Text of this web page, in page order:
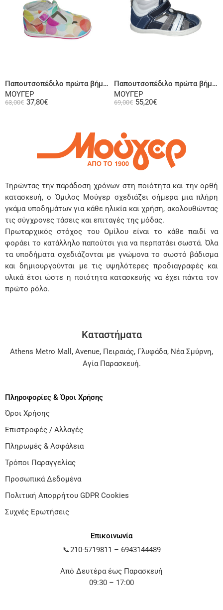
Παπουτσοπέδιλο πρώτα βήματα ψηλή φτέρνα υφασμάτινο πολύχρωμο
ΜΟΥΓΕΡ
63,00€ 37,80€
Παπουτσοπέδιλο πρώτα βήματα ψηλή φτέρνα δερμάτινο μπλε
ΜΟΥΓΕΡ
69,00€ 55,20€
Τηρώντας την παράδοση χρόνων στη ποιότητα και την ορθή
κατασκευή, ο Όμιλος Μούγερ σχεδιάζει σήμερα μια πλήρη
γκάμα υποδημάτων για κάθε ηλικία και χρήση, ακολουθώντας
τις σύγχρονες τάσεις και επιταγές της μόδας.
Πρωταρχικός στόχος του Ομίλου είναι το κάθε παιδί να
φοράει το κατάλληλο παπούτσι για να περπατάει σωστά. Όλα
τα υποδήματα σχεδιάζονται με γνώμονα το σωστό βάδισμα
και δημιουργούνται με τις υψηλότερες προδιαγραφές και
υλικά έτσι ώστε η ποιότητα κατασκευής να έχει πάντα τον
πρώτο ρόλο.
Καταστήματα
Athens Metro Mall , Avenue, Πειραιάς, Γλυφάδα, Νέα Σμύρνη,
Αγία Παρασκευή.
Πληροφορίες & Όροι Χρήσης
Όροι Χρήσης
Επιστροφές / Αλλαγές
Πληρωμές & Ασφάλεια
Τρόποι Παραγγελίας
Προσωπικά Δεδομένα
Πολιτική Απορρήτου GDPR Cookies
Συχνές Ερωτήσεις
Επικοινωνία
📞210-5719811 – 6943144489
Από Δευτέρα έως Παρασκευή
09:30 – 17:00